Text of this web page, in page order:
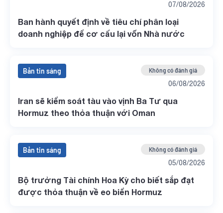
07/08/2026
Ban hành quyết định về tiêu chí phân loại
doanh nghiệp để cơ cấu lại vốn Nhà nước
Bản tin sáng Không có đánh giá
06/08/2026
Iran sẽ kiểm soát tàu vào vịnh Ba Tư qua
Hormuz theo thỏa thuận với Oman
Bản tin sáng Không có đánh giá
05/08/2026
Bộ trưởng Tài chính Hoa Kỳ cho biết sắp đạt
được thỏa thuận về eo biển Hormuz